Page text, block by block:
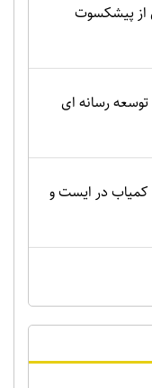
از پیشکسوت
رسانه ای
در ایست و